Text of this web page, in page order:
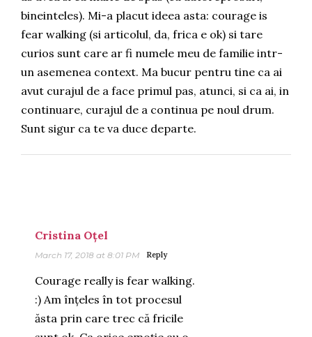
bineinteles). Mi-a placut ideea asta: courage is
fear walking (si articolul, da, frica e ok) si tare
curios sunt care ar fi numele meu de familie intr-
un asemenea context. Ma bucur pentru tine ca ai
avut curajul de a face primul pas, atunci, si ca ai, in
continuare, curajul de a continua pe noul drum.
Sunt sigur ca te va duce departe.
Cristina Oțel
March 17, 2018 at 8:01 PM Reply
Courage really is fear walking.
:) Am înțeles în tot procesul
ăsta prin care trec că fricile